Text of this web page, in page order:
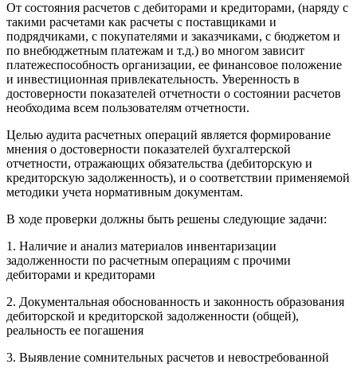
От состояния расчетов с дебиторами и кредиторами, (наряду с
такими расчетами как расчеты с поставщиками и
подрядчиками, с покупателями и заказчиками, с бюджетом и
по внебюджетным платежам и т.д.) во многом зависит
платежеспособность организации, ее финансовое положение
и инвестиционная привлекательность. Уверенность в
достоверности показателей отчетности о состоянии расчетов
необходима всем пользователям отчетности.
Целью аудита расчетных операций является формирование
мнения о достоверности показателей бухгалтерской
отчетности, отражающих обязательства (дебиторскую и
кредиторскую задолженность), и о соответствии применяемой
методики учета нормативным документам.
В ходе проверки должны быть решены следующие задачи:
1. Наличие и анализ материалов инвентаризации
задолженности по расчетным операциям с прочими
дебиторами и кредиторами
2. Документальная обоснованность и законность образования
дебиторской и кредиторской задолженности (общей),
реальность ее погашения
3. Выявление сомнительных расчетов и невостребованной